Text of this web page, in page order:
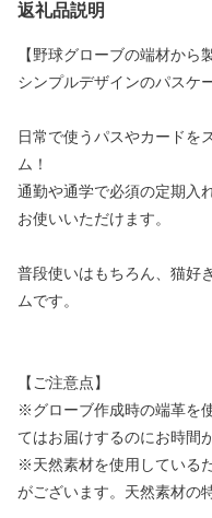
返礼品説明
【野球グローブの端材から
シンプルデザインのパスケ
日常で使うパスやカードを
ム！
通勤や通学で必須の定期入
お使いいただけます。
普段使いはもちろん、猫好
ムです。
【ご注意点】
※グローブ作成時の端革を
てはお届けするのにお時間
※天然素材を使用している
がございます。天然素材の